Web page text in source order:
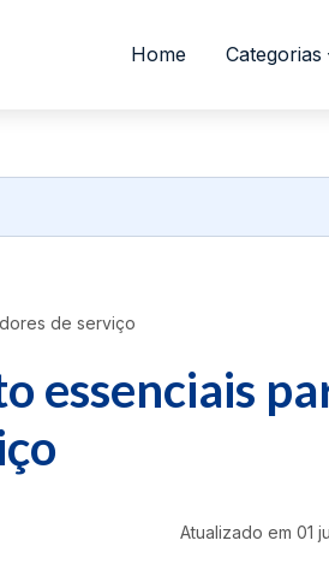
Home Categorias
de serviço
essenciais
Atualizado em 01